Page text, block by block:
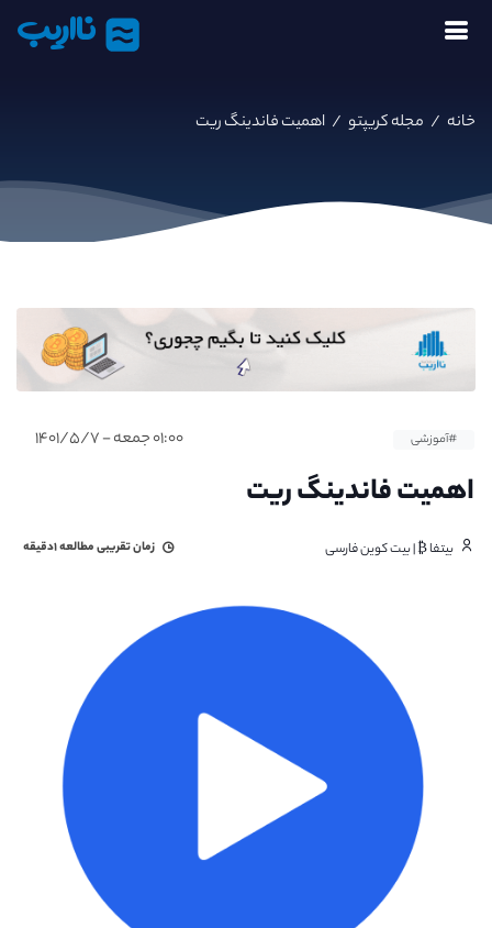
نااریب
خانه / مجله کریپتو / اهمیت فاندینگ ریت
#آموزشی ۰۱:۰۰ جمعه - ۱۴۰۱/۵/۷
اهمیت فاندینگ ریت
بیتفا ₿ | بیت کوین فارسی زمان تقریبی مطالعه۱دقیقه